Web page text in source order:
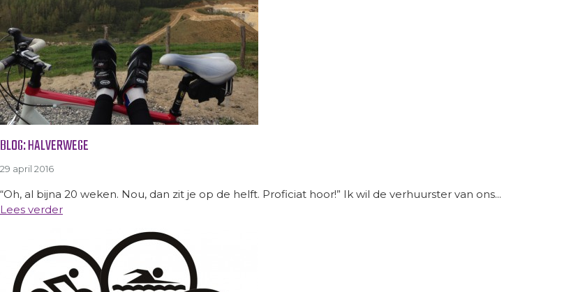
BLOG: HALVERWEGE
29 april 2016
“Oh, al bijna 20 weken. Nou, dan zit je op de helft. Proficiat hoor!” Ik wil de verhuurster van ons...
Lees verder